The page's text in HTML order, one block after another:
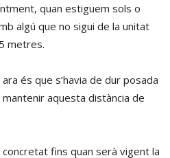
quan estiguem sols o
algú que no sigui de la unitat
metres.
és que s’havia de dur posada
aquesta distància de
fins quan serà vigent la